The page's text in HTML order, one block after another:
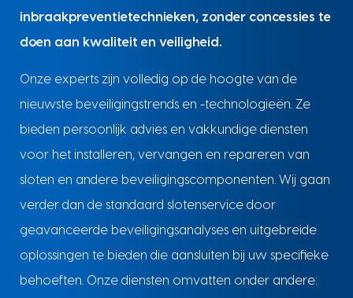
inbraakpreventietechnieken, zonder concessies te
doen aan kwaliteit en veiligheid.
Onze experts zijn volledig op de hoogte van de
nieuwste beveiligingstrends en -technologieën. Ze
bieden persoonlijk advies en vakkundige diensten
voor het installeren, vervangen en repareren van
sloten en andere beveiligingscomponenten. Wij gaan
verder dan de standaard slotenservice door
geavanceerde beveiligingsanalyses en uitgebreide
oplossingen te bieden die aansluiten bij uw specifieke
behoeften. Onze diensten omvatten onder andere: